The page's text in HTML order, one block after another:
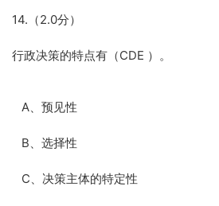
14.（2.0分）
行政决策的特点有（CDE ）。
A、预见性
B、选择性
C、决策主体的特定性